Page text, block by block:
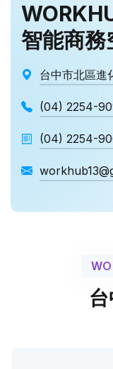
智能商務
台中市北區進
(04) 2254-
(04) 2254-